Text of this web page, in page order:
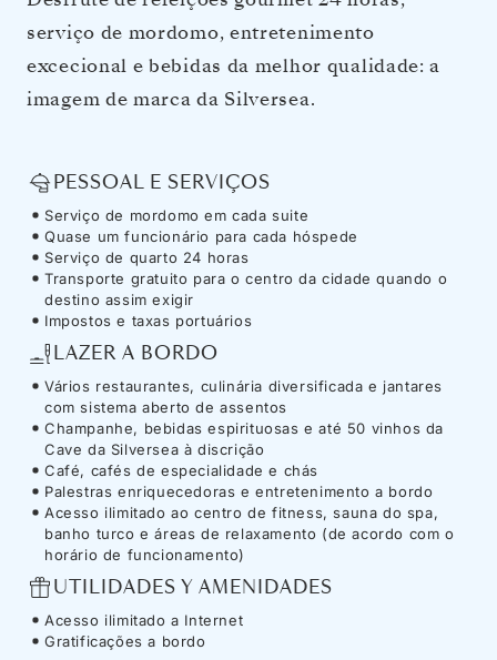
serviço de mordomo, entretenimento
excecional e bebidas da melhor qualidade: a
imagem de marca da Silversea.
PESSOAL E SERVIÇOS
Serviço de mordomo em cada suite
Quase um funcionário para cada hóspede
Serviço de quarto 24 horas
Transporte gratuito para o centro da cidade quando o
destino assim exigir
Impostos e taxas portuários
LAZER A BORDO
Vários restaurantes, culinária diversificada e jantares
com sistema aberto de assentos
Champanhe, bebidas espirituosas e até 50 vinhos da
Cave da Silversea à discrição
Café, cafés de especialidade e chás
Palestras enriquecedoras e entretenimento a bordo
Acesso ilimitado ao centro de fitness, sauna do spa,
banho turco e áreas de relaxamento (de acordo com o
horário de funcionamento)
UTILIDADES Y AMENIDADES
Acesso ilimitado a Internet
Gratificações a bordo